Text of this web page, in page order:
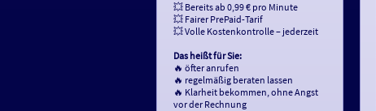
💥 Bereits ab 0,99 € pro Minute
💥 Fairer PrePaid-Tarif
💥 Volle Kostenkontrolle – jederzeit
Das heißt für Sie:
🔥 öfter anrufen
🔥 regelmäßig beraten lassen
🔥 Klarheit bekommen, ohne Angst
vor der Rechnung